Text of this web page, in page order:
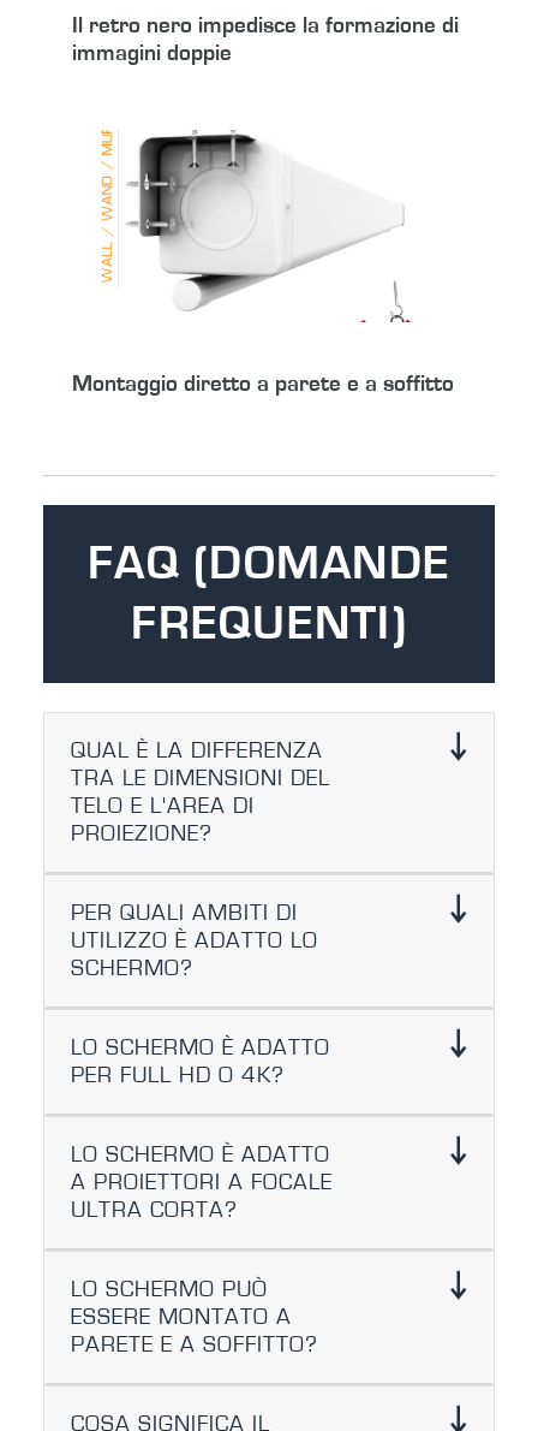
Il retro nero impedisce la formazione di
immagini doppie
Montaggio diretto a parete e a soffitto
FAQ (DOMANDE
FREQUENTI)
QUAL È LA DIFFERENZA
TRA LE DIMENSIONI DEL
TELO E L'AREA DI
PROIEZIONE?
PER QUALI AMBITI DI
UTILIZZO È ADATTO LO
SCHERMO?
LO SCHERMO È ADATTO
PER FULL HD O 4K?
LO SCHERMO È ADATTO
A PROIETTORI A FOCALE
ULTRA CORTA?
LO SCHERMO PUÒ
ESSERE MONTATO A
PARETE E A SOFFITTO?
COSA SIGNIFICA IL